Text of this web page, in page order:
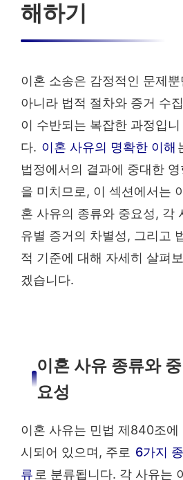
해하기
이혼 소송은 감정적인 문제뿐
아니라 법적 절차와 증거 수집
이 수반되는 복잡한 과정입니
다. 이혼 사유의 명확한 이해
법정에서의 결과에 중대한 영
을 미치므로, 이 섹션에서는
혼 사유의 종류와 중요성, 각
유별 증거의 차별성, 그리고
적 기준에 대해 자세히 살펴보
겠습니다.
이혼 사유 종류와 중
요성
이혼 사유는 민법 제840조에
시되어 있으며, 주로 6가지 종
류 로 분류됩니다. 각 사유는